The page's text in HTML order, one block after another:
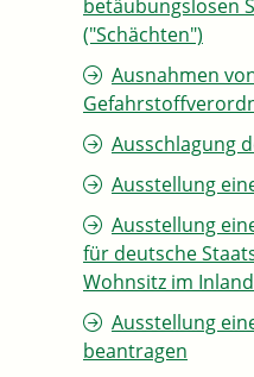
betäubungslosen
("Schächten")
Ausnahmen
Ausschlagung
Ausstellung
Ausstellung
für deutsche
Wohnsitz im
Ausstellung
beantragen